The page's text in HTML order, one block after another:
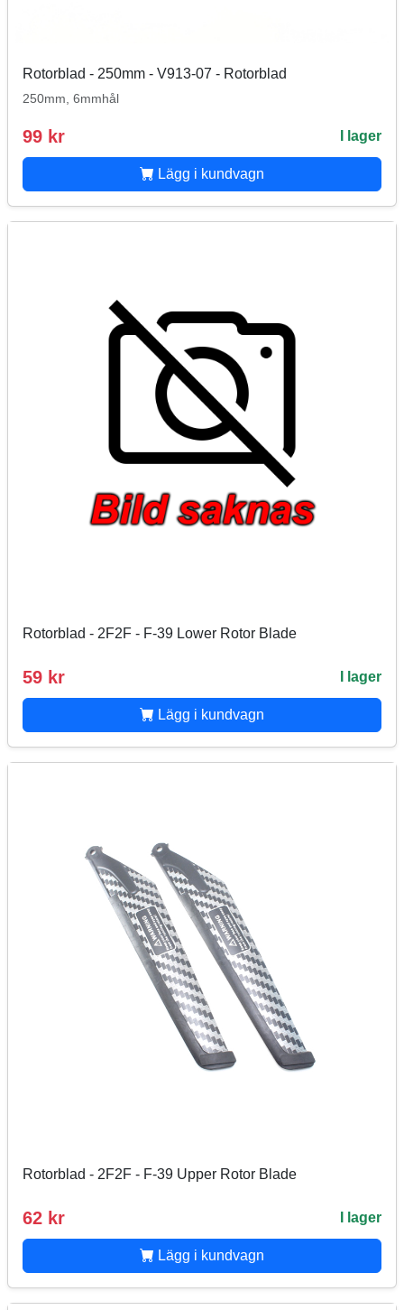
Rotorblad - 250mm - V913-07 - Rotorblad
250mm, 6mmhål
99 kr I lager
Lägg i kundvagn
Rotorblad - 2F2F - F-39 Lower Rotor Blade
59 kr I lager
Lägg i kundvagn
Rotorblad - 2F2F - F-39 Upper Rotor Blade
62 kr I lager
Lägg i kundvagn